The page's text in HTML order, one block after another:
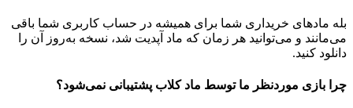
بله مادهای خریداری شما برای همیشه در حساب کاربری شما باقی
می‌مانند و می‌توانید هر زمان که ماد آپدیت شد، نسخه به‌روز آن را
دانلود کنید.
چرا بازی موردنظر ما توسط ماد کلاب پشتیبانی نمی‌شود؟